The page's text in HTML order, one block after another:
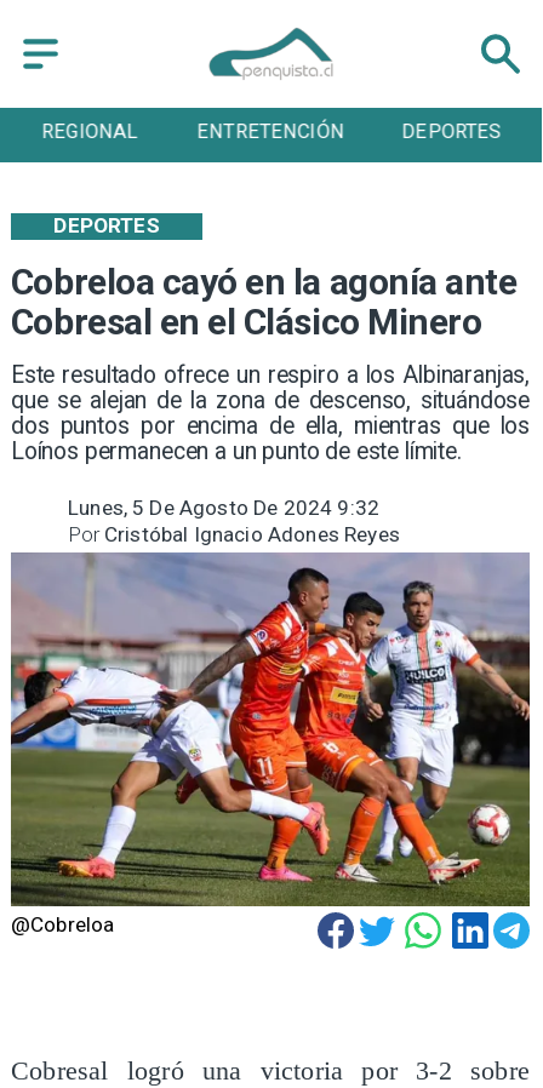
ENTRETENCIÓN DEPORTES CULTURA
Cobreloa cayó en la agonía ante
Cobresal en el Clásico Minero
​Este resultado ofrece un respiro a los Albinaranjas,
que se alejan de la zona de descenso, situándose
dos puntos por encima de ella, mientras que los
Loínos permanecen a un punto de este límite.
DEPORTES
Lunes, 5 De Agosto De 2024 9:32
Cristóbal Ignacio Adones Reyes
Por
@Cobreloa
Cobresal logró una victoria por 3-2 sobre